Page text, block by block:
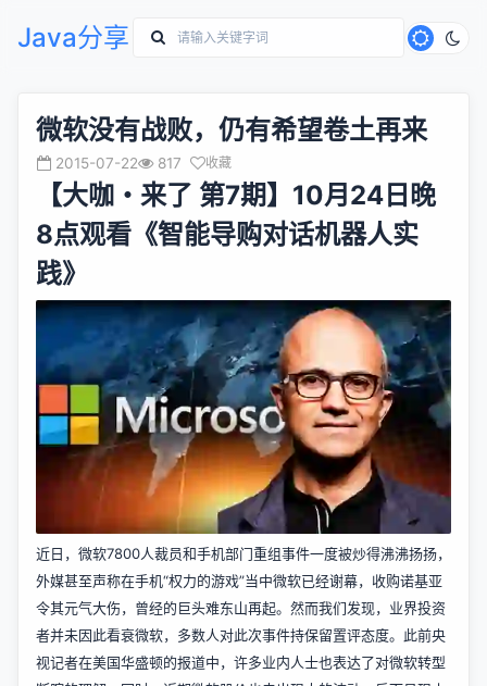
Java分享
微软没有战败，仍有希望卷土再来
2015-07-22 817 收藏
【大咖・来了 第7期】10月24日晚
8点观看《智能导购对话机器人实
践》
近日，微软7800人裁员和手机部门重组事件一度被炒得沸沸扬扬，
外媒甚至声称在手机“权力的游戏”当中微软已经谢幕，收购诺基亚
令其元气大伤，曾经的巨头难东山再起。然而我们发现，业界投资
者并未因此看衰微软，多数人对此次事件持保留置评态度。此前央
视记者在美国华盛顿的报道中，许多业内人士也表达了对微软转型